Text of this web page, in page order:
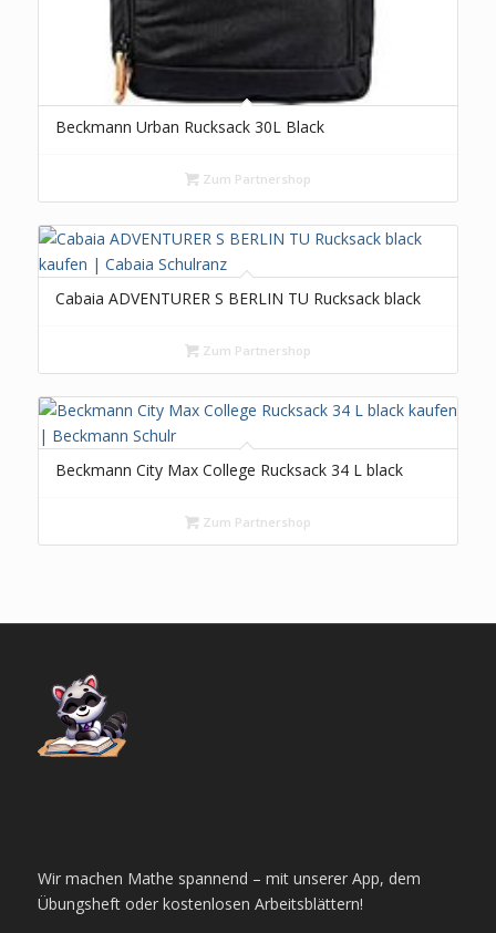
Beckmann Urban Rucksack 30L Black
Zum Partnershop
Cabaia ADVENTURER S BERLIN TU Rucksack black
Zum Partnershop
Beckmann City Max College Rucksack 34 L black
Zum Partnershop
Wir machen Mathe spannend – mit unserer App, dem
Übungsheft oder kostenlosen Arbeitsblättern!